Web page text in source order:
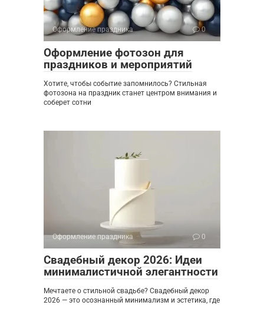
Оформление праздника 0
Оформление фотозон для
праздников и мероприятий
Хотите, чтобы событие запомнилось? Стильная
фотозона на праздник станет центром внимания и
соберет сотни
Оформление праздника 0
Свадебный декор 2026: Идеи
минималистичной элегантности
Мечтаете о стильной свадьбе? Свадебный декор
2026 — это осознанный минимализм и эстетика, где